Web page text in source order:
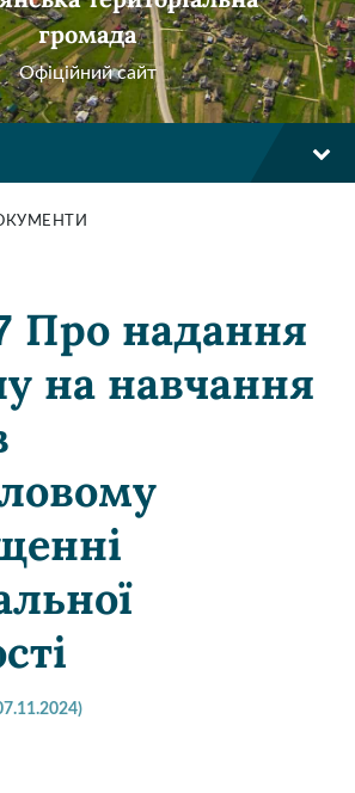
громада
Офіційний сайт
Про надання
на навчання